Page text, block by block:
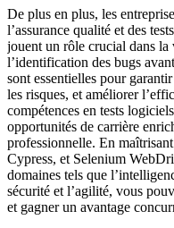
De plus en plus, les
l’assurance qualité et des
jouent un rôle crucial dans
l’identification des bugs
sont essentielles pour
les risques, et améliorer
compétences en tests
opportunités de carrière
professionnelle. En
Cypress, et Selenium
domaines tels que
sécurité et l’agilité, vous
et gagner un avantage